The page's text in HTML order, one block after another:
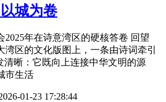
城为卷
年在诗意湾区的硬核答卷 回望
湾区的文化版图上，一条由诗词牵引
清晰：它既向上连接中华文明的源
市生活
01-23 17:28:44